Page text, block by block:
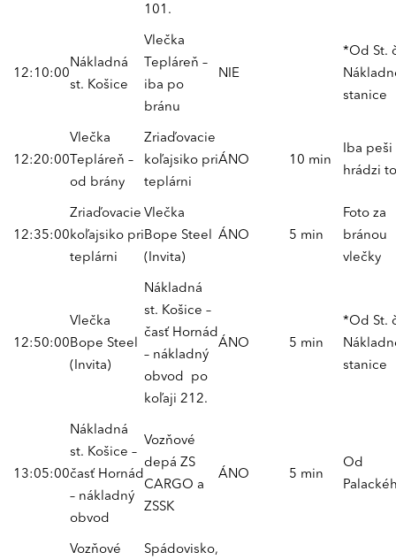
101.
12:10:00
Nákladná
st. Košice
Vlečka
Tepláreň –
iba po
bránu
NIE
*Od St.
stanice
12:20:00
Vlečka
Tepláreň –
od brány
Zriaďovacie
koľajsiko pri
teplárni
ÁNO 10 min
Iba peši
hrádzi
12:35:00
Zriaďovacie
koľajsiko pri
teplárni
Vlečka
Bope Steel
(Invita)
ÁNO 5 min
Foto za
bránou
vlečky
12:50:00
Vlečka
Bope Steel
(Invita)
Nákladná
st. Košice –
časť Hornád
– nákladný
obvod po
koľaji 212.
ÁNO 5 min
*Od St.
stanice
13:05:00
Nákladná
st. Košice –
časť Hornád
– nákladný
obvod
Vozňové
depá ZS
CARGO a
ZSSK
ÁNO 5 min
Od
Vozňové
Spádovisko,